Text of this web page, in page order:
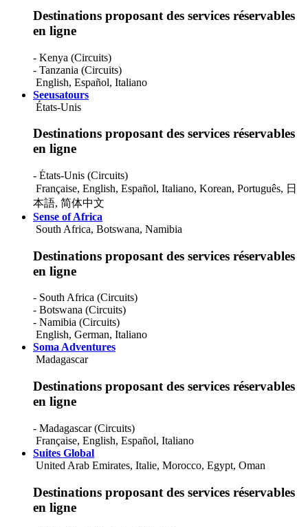
- Ireland (Circuits)
- Spain (Circuits)
Destinations proposant des services réservables
en ligne
- Kenya (Circuits)
- Tanzania (Circuits)
English, Español, Italiano
Seeusatours
États-Unis
Destinations proposant des services réservables
en ligne
- États-Unis (Circuits)
Française, English, Español, Italiano, Korean, Português, 日
本語, 简体中文
Sense of Africa
South Africa, Botswana, Namibia
Destinations proposant des services réservables
en ligne
- South Africa (Circuits)
- Botswana (Circuits)
- Namibia (Circuits)
English, German, Italiano
Soma Adventures
Madagascar
Destinations proposant des services réservables
en ligne
- Madagascar (Circuits)
Française, English, Español, Italiano
Suites Global
United Arab Emirates, Italie, Morocco, Egypt, Oman
Destinations proposant des services réservables
en ligne